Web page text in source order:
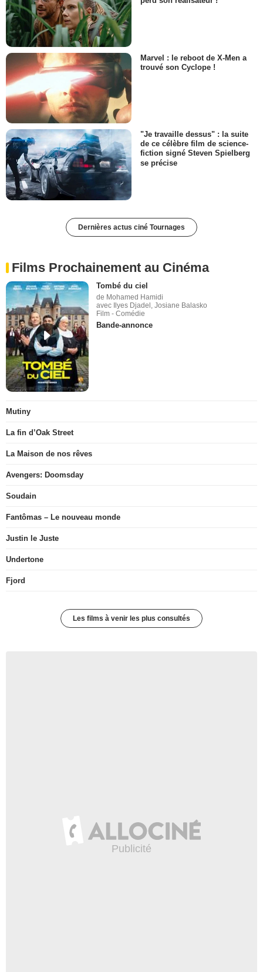
Marvel : le reboot de X-Men a
trouvé son Cyclope !
"Je travaille dessus" : la suite
de ce célèbre film de science-
fiction signé Steven Spielberg
se précise
Dernières actus ciné Tournages
Films Prochainement au Cinéma
Tombé du ciel
de Mohamed Hamidi
avec Ilyes Djadel, Josiane Balasko
Film - Comédie
Bande-annonce
Mutiny
La fin d’Oak Street
La Maison de nos rêves
Avengers: Doomsday
Soudain
Fantômas – Le nouveau monde
Justin le Juste
Undertone
Fjord
Les films à venir les plus consultés